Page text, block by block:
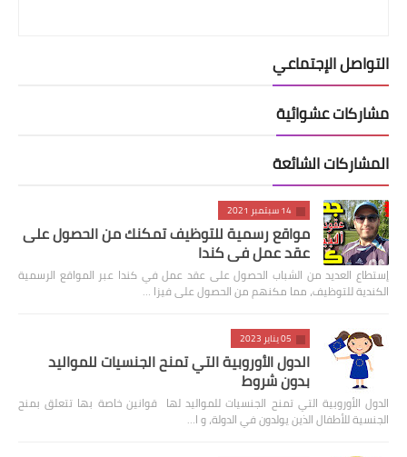
التواصل الإجتماعي
مشاركات عشوائية
المشاركات الشائعة
14 سبتمبر 2021
مواقع رسمية للتوظيف تمكنك من الحصول على
عقد عمل في كندا
إستطاع العديد من الشباب الحصول على عقد عمل في كندا عبر المواقع الرسمية
الكندية للتوظيف، مما مكنهم من الحصول على فيزا …
05 يناير 2023
الدول الأوروبية التي تمنح الجنسيات للمواليد
بدون شروط
الدول الأوروبية التي تمنح الجنسيات للمواليد لها قوانين خاصة بها تتعلق بمنح
الجنسية للأطفال الذين يولدون في الدولة، و ا…